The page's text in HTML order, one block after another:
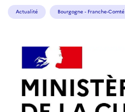
Actualité Bourgogne - Franche-Comté